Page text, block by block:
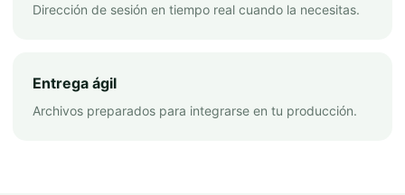
Dirección de sesión en tiempo real cuando la necesitas.
Entrega ágil
Archivos preparados para integrarse en tu producción.